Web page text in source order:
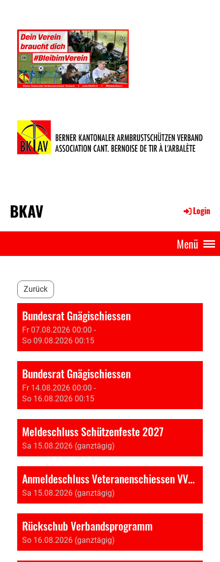
BKAV Login
Menü
Zurück
Bundesrat Gnägischiessen
Fr 07.08.2026 00:00 -
So 09.08.2026 00:15
Bundesrat Gnägischiessen
Fr 14.08.2026 00:00 -
So 16.08.2026 00:15
Meldeschluss Schützenfeste 2027
Sa 15.08.2026 (ganztägig)
Anmeldeschluss Veteranenschiessen VV-BKAV
Sa 15.08.2026 (ganztägig)
Rückschub Verbandsprogramm
So 16.08.2026 (ganztägig)